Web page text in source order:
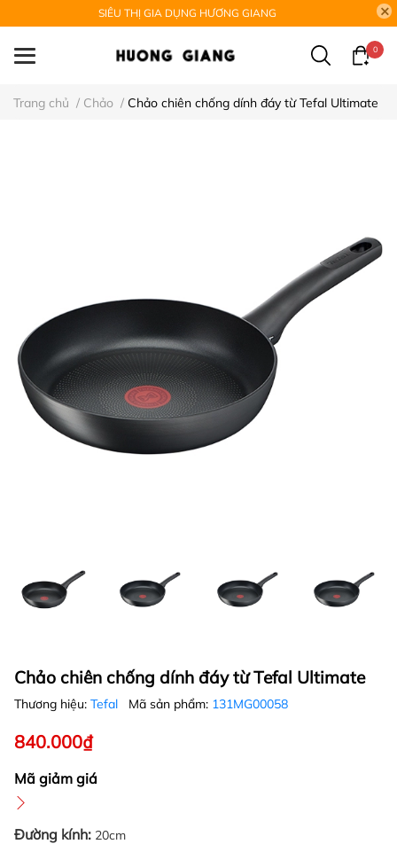
SIÊU THỊ GIA DỤNG HƯƠNG GIANG
0
Trang chủ / Chảo / Chảo chiên chống dính đáy từ Tefal Ultimate
Chảo chiên chống dính đáy từ Tefal Ultimate
Thương hiệu: Tefal Mã sản phẩm: 131MG00058
840.000₫
Mã giảm giá
Đường kính: 20cm